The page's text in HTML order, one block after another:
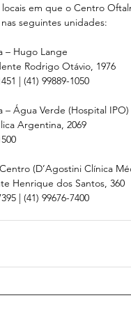
locais em que o Centro
seguintes unidades:
– Hugo Lange
Rodrigo Otávio, 1976
| (41) 99889-1050
– Água Verde (Hospital IPO)
Argentina, 2069
(D’Agostini Clínica
Henrique dos Santos, 360
| (41) 99676-7400